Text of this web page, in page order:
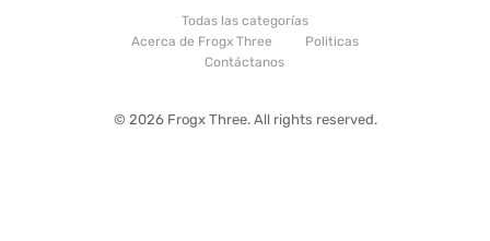
Todas las categorías
Acerca de Frogx Three
Politicas
Contáctanos
© 2026 Frogx Three. All rights reserved.